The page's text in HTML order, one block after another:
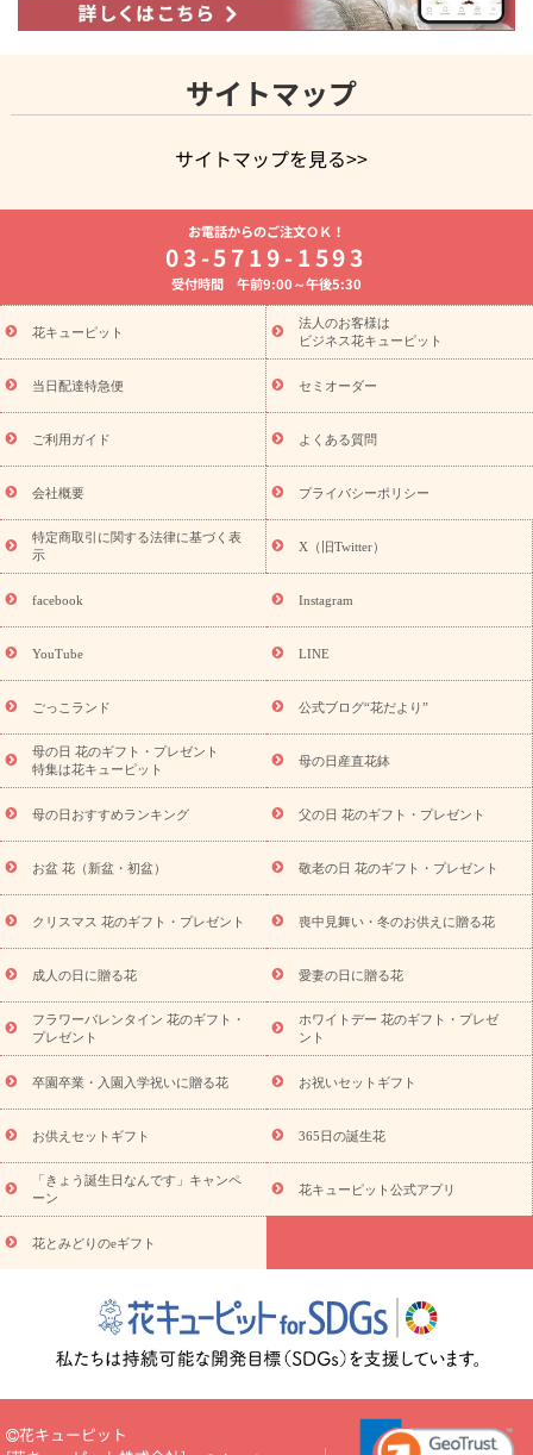
サイトマップ
サイトマップを見る>>
よく贈られる花
お祝いの花特集
誕生日フラワーギフト特集
8月の誕生花(トルコキキョウ)
開店・開業祝い
お供え・お悔やみ お供え・お悔やみの花
通夜・葬儀に贈る花 胡蝶蘭・花鉢
ーブドフラワー
季節のイベント
ひまわり ギフト・プレゼント
特集
お盆 花（新盆・初盆） 季節のイベント
お盆 花（新
盆・初盆）
お盆 花（新盆・初盆）
お盆・お供え 花とセットギ
フト
お盆・お供え プリザーブドフラワー
ひまわり ギフト・プ
レゼント特集
夏の花贈り・お中元・暑中見舞い 花のギフト特集
敬老の日におくる花ギフト・プレゼント特集
花ギフト・プレゼント特集
敬老の日 花のおすすめランキング
敬
老の日 花鉢植えのギフト・プレゼント特集
敬老の日 花とセットギ
フト・プレゼント特集
敬老の日の花 全てのギフト一覧
キャン
ペーン
「きょう誕生日なんです」キャンペーン
探す
誕生日フラワーギフト 誕生日フラワーギフト特集
誕生
日フラワーギフト商品一覧
ユリ トルコキキョウ
誕生花(トルコキキョウ)
9月の誕生花(リンドウ)
誕生日セット
ギフト
「きょう誕生日なんです」キャンペーン
用途から探す お祝いの花特集 当日配達特急便
お祝い商品
一覧
お祝い 新築・引っ越し祝い
結婚記念日
結婚祝い 出産祝い 退院祝い・快気祝い
還暦
祝い・長寿祝い
プチギフト ペットのお祝いフラワー
元・暑中見舞い
敬老の日
お供え
お供え・お悔やみ商品一覧 お供え・お悔やみの花
十九日法要以降に贈る花
通夜・葬儀に贈る花
お供え お花とセッ
お盆（新盆・初盆）
お祝い返し お見舞い
お取り
プリザーブドフラワー
スタイルから探す
アレンジメント
蘭・花鉢
ミディ胡蝶蘭・お祝い ミディ胡蝶蘭・お供え
の青色胡蝶蘭
観葉植物 観葉植物 産直多肉植物
プリザーブ
ドフラワー
お祝い お供え・お悔やみ 花とセットギフト
ミオーダー
プチギフト（hanamore -ハナモア-）
花とみどりの
eギフト
花キューピットのeGfit カラー ピンク
レンジ
レッド お花の種類 バラ ユリ トルコキキョウ
予
算から探す
お祝い お祝い・3000円～ お祝い・
お祝い・5000円～ お祝い・7000円～ お祝い・10000円～
お供え・お悔やみ
お供え・お悔やみ・3000円～
お供え・お
悔やみ・5000円～ お供え・お悔やみ・7000円～
お供え・お悔
やみ・10000円～
365日の誕生花カレンダー
開店・開業祝
お祝いを贈るときのマナー・
花キューピットのお祝いコラム一覧
誕生日のお花を「色
彩心理学」で選ぶ方法
結婚祝いの予算相場
出産祝いお役立ち情
転職祝いのマナー基礎知識
ペットのお祝いワンポイントアド
バイス
スタンド花（フラスタ）のマナー
お見舞いのマナーとル
お祝い花のマナー総まとめ
場上司や先輩へ贈るお祝い花の正解は？
開店祝いの花 選び方ガイ
お電話からのご注文ＯＫ！
03-5719-1593
受付時間 午前9:00～午後5:30
花キューピット
法人のお客様は
ビジネス花キューピット
当日配達特急便 セミオーダー
ご利用ガイド よくある質問
会社概要 プライバシーポリシー
特定商取引に関する法律に基づく表
示
X（旧Twitter）
facebook Instagram
YouTube LINE
ごっこランド 公式ブログ“花だより”
母の日 花のギフト・プレゼント
特集は花キューピット
母の日産直花鉢
母の日おすすめランキング 父の日 花のギフト・プレゼント
お盆 花（新盆・初盆） 敬老の日 花のギフト・プレゼント
クリスマス 花のギフト・プレゼント 喪中見舞い・冬のお供えに贈る花
成人の日に贈る花 愛妻の日に贈る花
フラワーバレンタイン 花のギフト・
プレゼント
ホワイトデー 花のギフト・プレゼ
ント
卒園卒業・入園入学祝いに贈る花 お祝いセットギフト
お供えセットギフト 365日の誕生花
「きょう誕生日なんです」キャンペ
ーン
花キューピット公式アプリ
花とみどりのeギフト
花キューピット